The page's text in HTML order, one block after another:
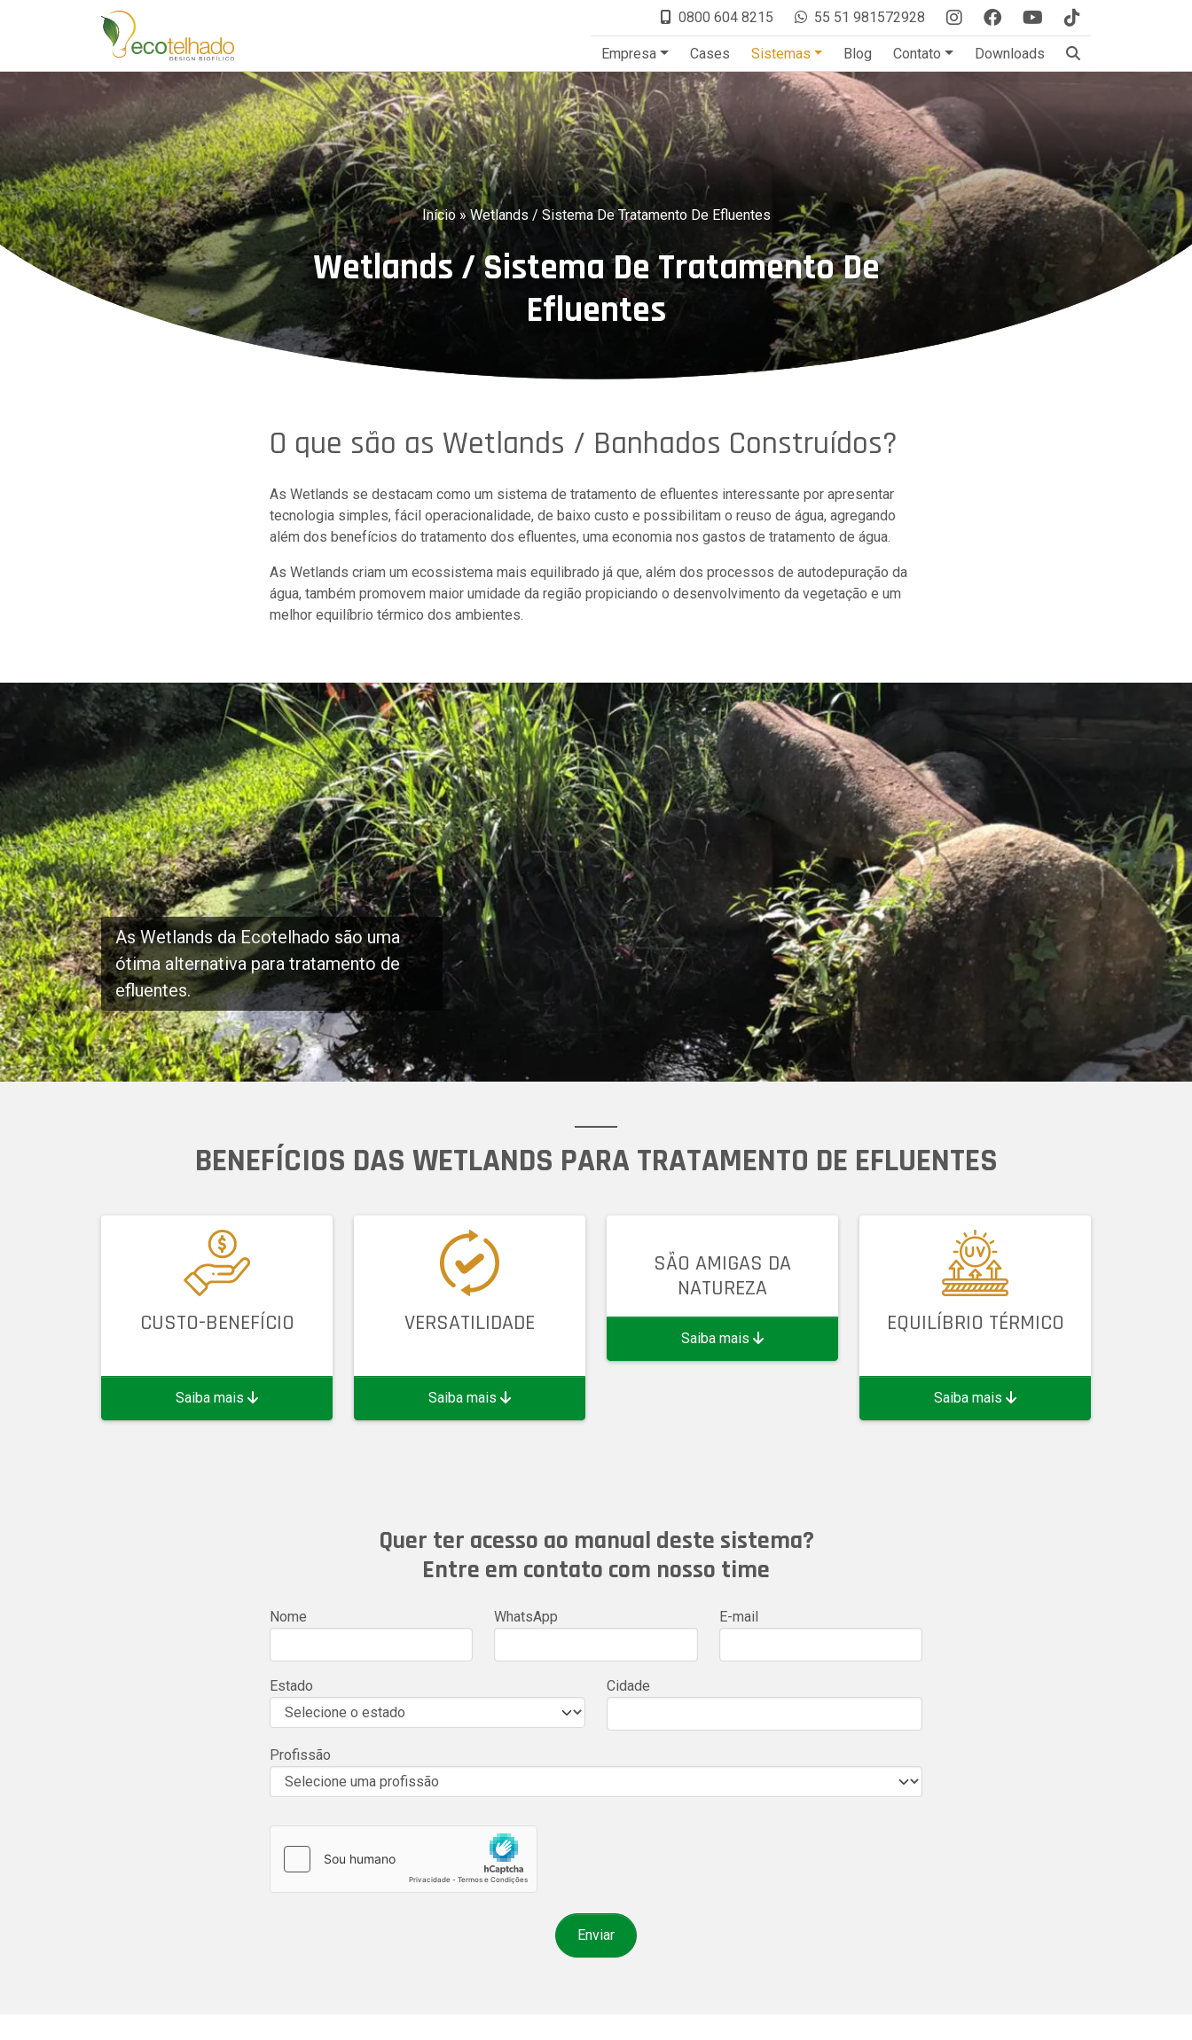
0800 604 8215 55 51 981572928
Empresa Cases Sistemas Blog Contato Downloads
Início»Wetlands / Sistema De Tratamento De Efluentes
Wetlands / Sistema De Tratamento De
Efluentes
O que são as Wetlands / Banhados Construídos?
As Wetlands se destacam como um sistema de tratamento de efluentes interessante por apresentar
tecnologia simples, fácil operacionalidade, de baixo custo e possibilitam o reuso de água, agregando
além dos benefícios do tratamento dos efluentes, uma economia nos gastos de tratamento de água.
As Wetlands criam um ecossistema mais equilibrado já que, além dos processos de autodepuração da
água, também promovem maior umidade da região propiciando o desenvolvimento da vegetação e um
melhor equilíbrio térmico dos ambientes.
As Wetlands da Ecotelhado são uma
ótima alternativa para tratamento de
efluentes.
BENEFÍCIOS DAS WETLANDS PARA TRATAMENTO DE EFLUENTES
CUSTO-BENEFÍCIO
Saiba mais
VERSATILIDADE
Saiba mais
SÃO AMIGAS DA
NATUREZA
Saiba mais
EQUILÍBRIO TÉRMICO
Saiba mais
Quer ter acesso ao manual deste sistema?
Entre em contato com nosso time
Nome WhatsApp E-mail
Estado Cidade
Profissão